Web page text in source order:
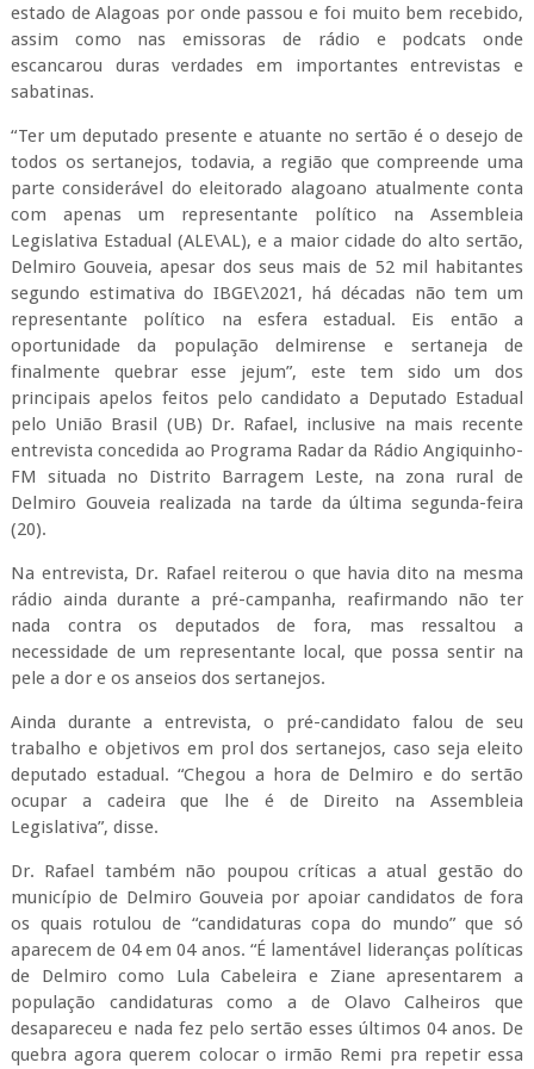
estado de Alagoas por onde passou e foi muito bem recebido,
assim como nas emissoras de rádio e podcats onde
escancarou duras verdades em importantes entrevistas e
sabatinas.
“Ter um deputado presente e atuante no sertão é o desejo de
todos os sertanejos, todavia, a região que compreende uma
parte considerável do eleitorado alagoano atualmente conta
com apenas um representante político na Assembleia
Legislativa Estadual (ALE\AL), e a maior cidade do alto sertão,
Delmiro Gouveia, apesar dos seus mais de 52 mil habitantes
segundo estimativa do IBGE\2021, há décadas não tem um
representante político na esfera estadual. Eis então a
oportunidade da população delmirense e sertaneja de
finalmente quebrar esse jejum”, este tem sido um dos
principais apelos feitos pelo candidato a Deputado Estadual
pelo União Brasil (UB) Dr. Rafael, inclusive na mais recente
entrevista concedida ao Programa Radar da Rádio Angiquinho-
FM situada no Distrito Barragem Leste, na zona rural de
Delmiro Gouveia realizada na tarde da última segunda-feira
(20).
Na entrevista, Dr. Rafael reiterou o que havia dito na mesma
rádio ainda durante a pré-campanha, reafirmando não ter
nada contra os deputados de fora, mas ressaltou a
necessidade de um representante local, que possa sentir na
pele a dor e os anseios dos sertanejos.
Ainda durante a entrevista, o pré-candidato falou de seu
trabalho e objetivos em prol dos sertanejos, caso seja eleito
deputado estadual. “Chegou a hora de Delmiro e do sertão
ocupar a cadeira que lhe é de Direito na Assembleia
Legislativa”, disse.
Dr. Rafael também não poupou críticas a atual gestão do
município de Delmiro Gouveia por apoiar candidatos de fora
os quais rotulou de “candidaturas copa do mundo” que só
aparecem de 04 em 04 anos. “É lamentável lideranças políticas
de Delmiro como Lula Cabeleira e Ziane apresentarem a
população candidaturas como a de Olavo Calheiros que
desapareceu e nada fez pelo sertão esses últimos 04 anos. De
quebra agora querem colocar o irmão Remi pra repetir essa